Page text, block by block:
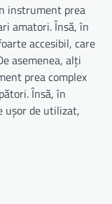
instrument prea
amatori. Însă, în
accesibil, care
asemenea, alți
prea complex
Însă, în
ușor de utilizat,